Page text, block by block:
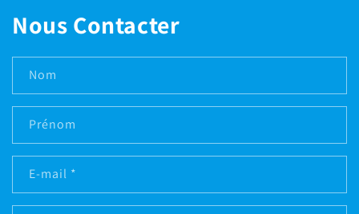
Nous Contacter
Nom
Prénom
E-mail *